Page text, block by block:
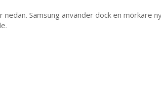
Samsung använder dock en mörkare